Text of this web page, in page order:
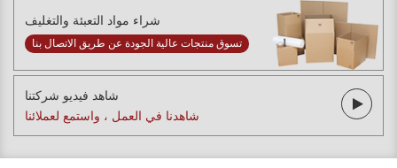
شراء مواد التعبئة والتغليف
تسوق منتجات عالية الجودة عن طريق الاتصال بنا
شاهد فيديو شركتنا
شاهدنا في العمل ، واستمع لعملائنا